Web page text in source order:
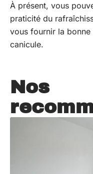
À présent, vous
praticité du
vous fournir la
canicule.
Nos